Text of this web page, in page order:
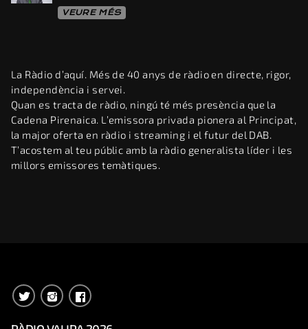
VEURE MÉS
La Ràdio d’aquí. Més de 40 anys de ràdio en directe, rigor,
independència i servei.
Quan es tracta de ràdio, ningú té més presència que la
Cadena Pirenaica. L’emissora privada pionera al Principat,
la major oferta en ràdio i streaming i el futur del DAB.
T’acostem al teu públic amb la ràdio generalista líder i les
millors emissores temàtiques.